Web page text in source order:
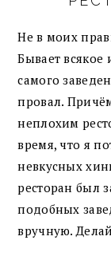
Не в моих
Бывает всякое
самого
провал.
неплохим
время, что я
невкусных
ресторан был
подобных
вручную.